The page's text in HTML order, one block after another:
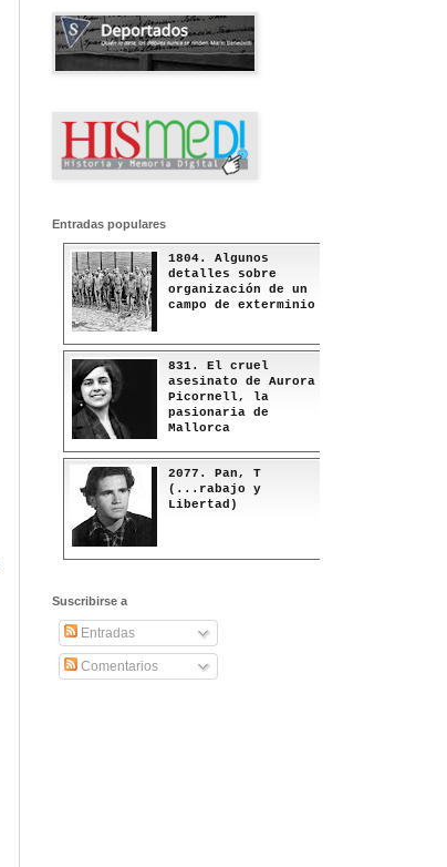
Entradas populares
1804. Algunos
detalles sobre
organización de un
campo de exterminio
831. El cruel
asesinato de Aurora
Picornell, la
pasionaria de
Mallorca
2077. Pan, T
(...rabajo y
Libertad)
Suscribirse a
Entradas
Comentarios